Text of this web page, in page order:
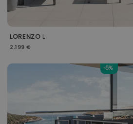
LORENZO L
2.199 €
-5%